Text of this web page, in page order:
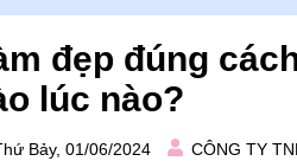
đẹp đúng
lúc nào?
Bảy, 01/06/2024
CÔNG TY